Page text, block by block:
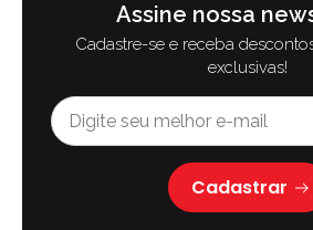
Assine nossa
Cadastre-se e receba
exclusivas!
Cadastrar